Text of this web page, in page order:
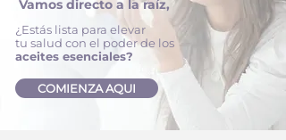
Vamos directo a la raíz,
¿Estás lista para elevar
tu salud con el poder de los
aceites esenciales?
COMIENZA AQUI